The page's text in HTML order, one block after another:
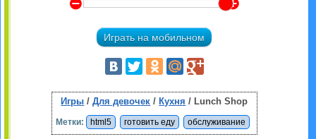
Играть на мобильном
Игры /Для девочек / Кухня / Lunch Shop
Метки: html5 готовить еду обслуживание